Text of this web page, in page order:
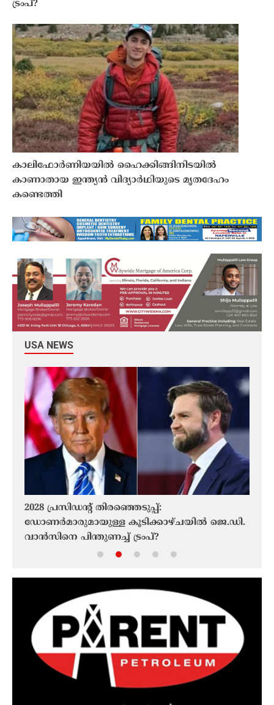
ട്രംപ്?
കാലിഫോർണിയയിൽ ഹൈക്കിങ്ങിനിടയിൽ
കാണാതായ ഇന്ത്യൻ വിദ്യാർഥിയുടെ മൃതദേഹം
കണ്ടെത്തി
USA NEWS
2028 പ്രസിഡന്റ് തിരഞ്ഞെടുപ്പ്:
ഡോണർമാരുമായുള്ള കൂടിക്കാഴ്ചയിൽ ജെ.ഡി.
വാൻസിനെ പിന്തുണച്ച് ട്രംപ്?